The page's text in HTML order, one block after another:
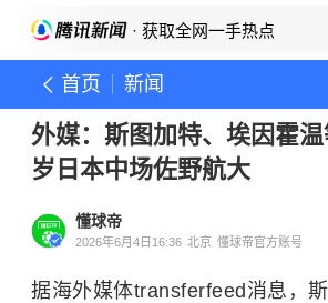
· 获取全网一手热点
首页 新闻
外媒：斯图加特、埃因霍
岁日本中场佐野航大
懂球帝
2026年6月4日16:36 北京 懂球帝官方账号
据海外媒体transferfeed消息，